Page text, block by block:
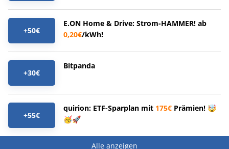
+50€
E.ON Home & Drive: Strom-HAMMER! ab
0,20€/kWh!
+30€
Bitpanda
+55€
quirion: ETF-Sparplan mit 175€ Prämien! 🤯
🥳🚀
Alle anzeigen